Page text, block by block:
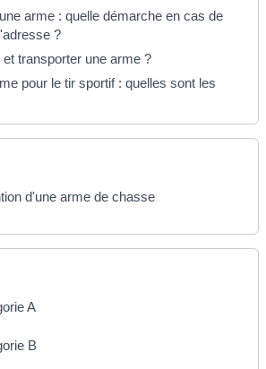
arme : quelle démarche en cas de
?
et transporter une arme ?
pour le tir sportif : quelles sont les
d'une arme de chasse
A
B